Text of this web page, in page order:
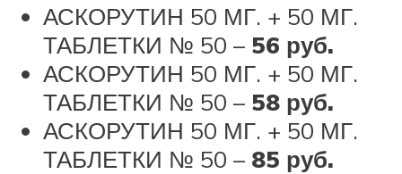
АСКОРУТИН 50 МГ. + 50 МГ.
ТАБЛЕТКИ № 50 – 56 руб.
АСКОРУТИН 50 МГ. + 50 МГ.
ТАБЛЕТКИ № 50 – 58 руб.
АСКОРУТИН 50 МГ. + 50 МГ.
ТАБЛЕТКИ № 50 – 85 руб.